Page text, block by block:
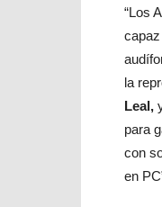
“Los
la
Leal,
para
con
en